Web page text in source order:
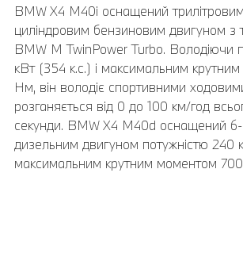
BMW X4 M40i оснащений
циліндровим бензиновим двигуном з
BMW M TwinPower Turbo. Володіючи
кВт (354 к.с.) і максимальним
Нм, він володіє спортивними
розганяється від 0 до 100 км/год
секунди. BMW X4 M40d оснащений
дизельним двигуном потужністю 240
максимальним крутним моментом
чорного кольору надають основним
спортивний вигляд Темні деталі
опціонально доступну комплектацію
елементів M Shadow Line з